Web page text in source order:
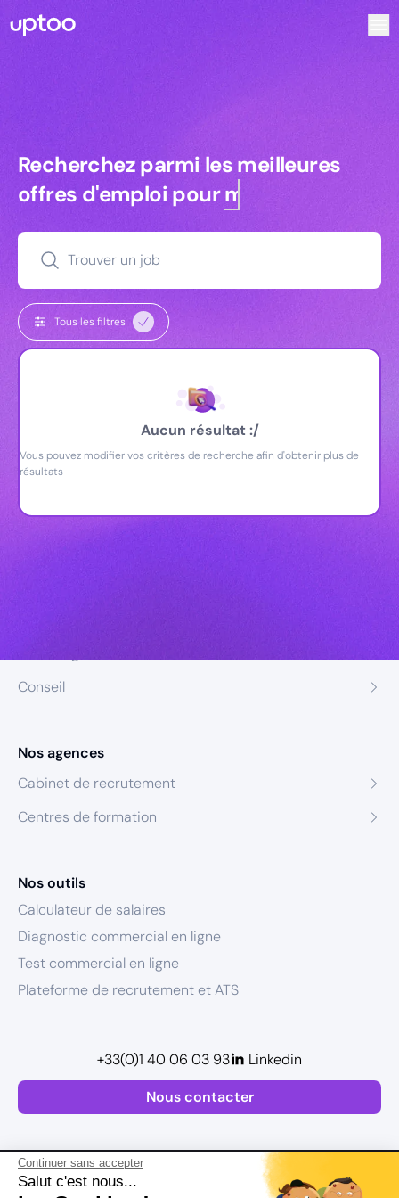
Continuer sans accepter
Salut c'est nous...
Recherchez parmi les meilleures
Recherchez parmi les meilleures
offres d'emploi pourmanagers
Trouver un job
Tous les filtres
Aucun résultat :/
Vous pouvez modifier vos critères de recherche afin d'obtenir plus de
résultats
Conseil
Nos agences
Cabinet de recrutement
Centres de formation
Nos outils
Calculateur de salaires
Diagnostic commercial en ligne
Test commercial en ligne
Plateforme de recrutement et ATS
Nous contacter
+33(0)1 40 06 03 93 Linkedin